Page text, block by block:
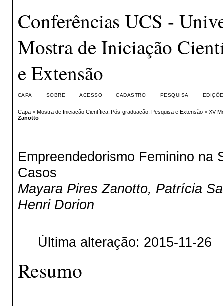
Conferências UCS -
Mostra de Iniciação
e Extensão
CAPA SOBRE ACESSO CADASTRO PESQUISA
Capa> Mostra de Iniciação Científica, Pós-graduação, Pesquisa e Extensão> XV
Zanotto
Empreendedorismo Feminino na
Casos
Mayara Pires Zanotto, Patrícia
Henri Dorion
Última alteração: 2015-11-26
Resumo